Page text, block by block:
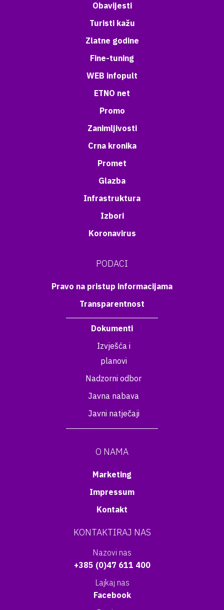
Obavijesti
Turisti kažu
Zlatne godine
Fine-tuning
WEB infopult
ETNO net
Promo
Zanimljivosti
Crna kronika
Promet
Glazba
Infrastruktura
Izbori
Koronavirus
PODACI
Pravo na pristup informacijama
Transparentnost
Dokumenti
Izvješća i
planovi
Nadzorni odbor
Javna nabava
Javni natječaji
O NAMA
Marketing
Impressum
Kontakt
KONTAKTIRAJ NAS
Nazovi nas
+385 (0)47 611 400
Lajkaj nas
Facebook